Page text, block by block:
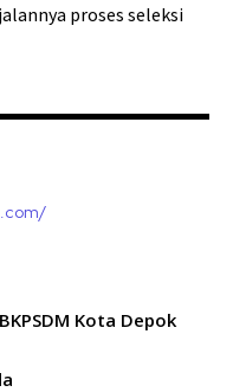
proses seleksi
BKPSDM Kota Depok